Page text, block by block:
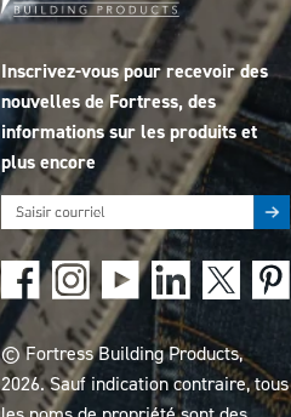
Inscrivez-vous pour recevoir des
nouvelles de Fortress, des
informations sur les produits et
plus encore
© Fortress Building Products,
2026. Sauf indication contraire, tous